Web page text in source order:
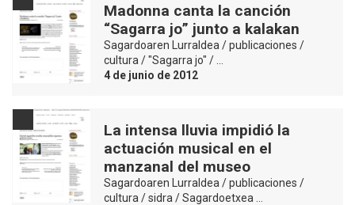
Madonna canta la canción
“Sagarra jo” junto a kalakan
Sagardoaren Lurraldea / publicaciones /
cultura / "Sagarra jo" / …
4 de junio de 2012
La intensa lluvia impidió la
actuación musical en el
manzanal del museo
Sagardoaren Lurraldea / publicaciones /
cultura / sidra / Sagardoetxea …